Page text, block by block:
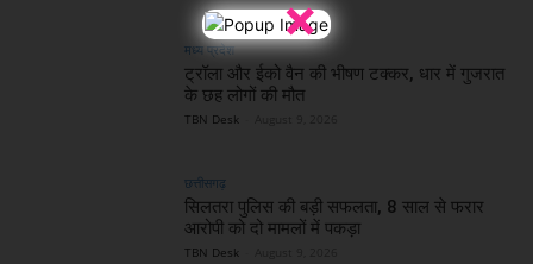
×
मध्य प्रदेश
ट्रॉला और ईको वैन की भीषण टक्कर, धार में गुजरात
के छह लोगों की मौत
TBN Desk
छत्तीसगढ़
सिलतरा पुलिस की बड़ी सफलता, 8 साल से फरार
आरोपी को दो मामलों में पकड़ा
TBN Desk